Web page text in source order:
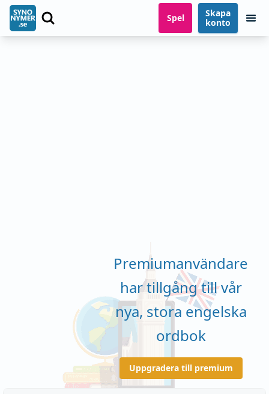
Spel
Skapa
konto
Premiumanvändare
har tillgång till vår
nya, stora engelska
ordbok
Uppgradera till premium